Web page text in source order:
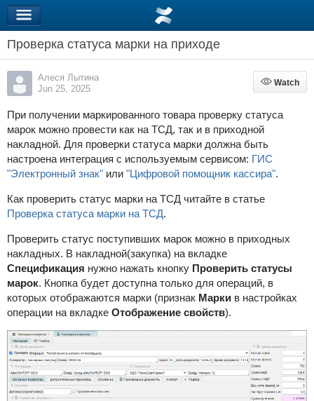
Проверка статуса марки на приходе
Алеся Лытина
Jun 25, 2025
Watch
Watch
При получении маркированного товара проверку статуса
марок можно провести как на ТСД, так и в приходной
накладной. Для проверки статуса марки должна быть
настроена интеграция с используемым сервисом: ГИС
"Электронный знак" или "Цифровой помощник кассира".
Как проверить статус марки на ТСД читайте в статье
Проверка статуса марки на ТСД.
Проверить статус поступивших марок можно в приходных
накладных. В накладной(закупка) на вкладке
Спецификация нужно нажать кнопку Проверить статусы
марок. Кнопка будет доступна только для операций, в
которых отображаются марки (признак Марки в настройках
операции на вкладке Отображение свойств).